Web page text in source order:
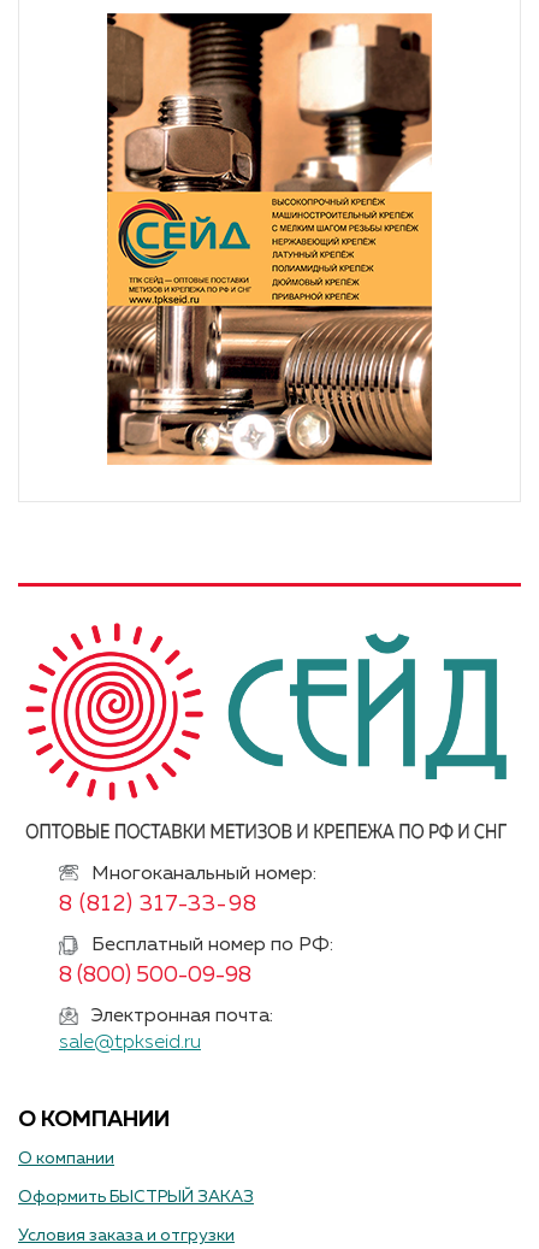
Многоканальный номер:
8 (812) 317-33-98
Бесплатный номер по РФ:
8 (800) 500-09-98
Электронная почта:
sale@tpkseid.ru
О КОМПАНИИ
О компании
Оформить БЫСТРЫЙ ЗАКАЗ
Условия заказа и отгрузки